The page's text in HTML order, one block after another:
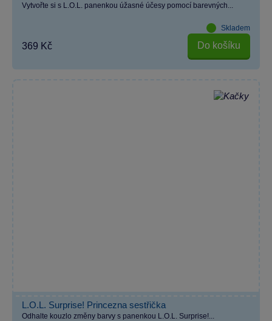
Vytvořte si s L.O.L. panenkou úžasné účesy pomocí barevných...
Skladem
369 Kč Do košíku
L.O.L. Surprise! Princezna sestřička
Odhalte kouzlo změny barvy s panenkou L.O.L. Surprise!...